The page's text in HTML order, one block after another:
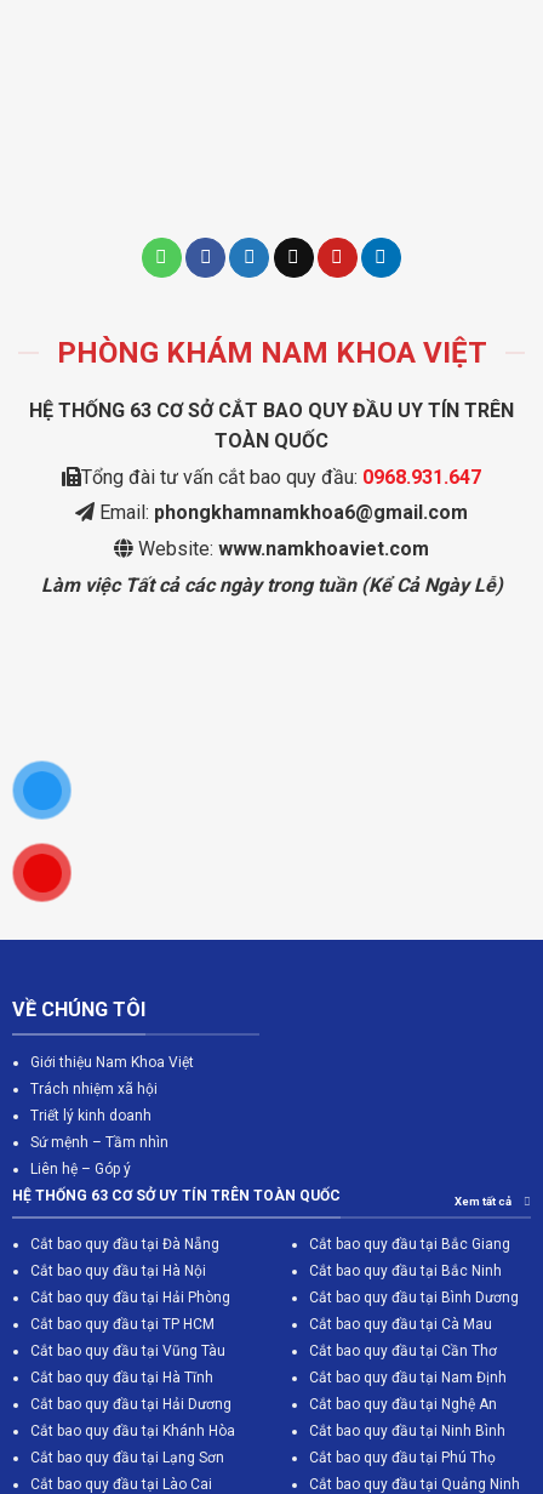
PHÒNG KHÁM NAM KHOA VIỆT
HỆ THỐNG 63 CƠ SỞ CẮT BAO QUY ĐẦU UY TÍN TRÊN
TOÀN QUỐC
Tổng đài tư vấn cắt bao quy đầu: 0968.931.647
Email: phongkhamnamkhoa6@gmail.com
Website: www.namkhoaviet.com
Làm việc Tất cả các ngày trong tuần (Kể Cả Ngày Lễ)
VỀ CHÚNG TÔI
Giới thiệu Nam Khoa Việt
Trách nhiệm xã hội
Triết lý kinh doanh
Sứ mệnh – Tầm nhìn
Liên hệ – Góp ý
HỆ THỐNG 63 CƠ SỞ UY TÍN TRÊN TOÀN QUỐC
Xem tất cả
Cắt bao quy đầu tại Đà Nẵng
Cắt bao quy đầu tại Hà Nội
Cắt bao quy đầu tại Hải Phòng
Cắt bao quy đầu tại TP HCM
Cắt bao quy đầu tại Vũng Tàu
Cắt bao quy đầu tại Bắc Giang
Cắt bao quy đầu tại Bắc Ninh
Cắt bao quy đầu tại Bình Dương
Cắt bao quy đầu tại Cà Mau
Cắt bao quy đầu tại Cần Thơ
Cắt bao quy đầu tại Hà Tĩnh
Cắt bao quy đầu tại Hải Dương
Cắt bao quy đầu tại Khánh Hòa
Cắt bao quy đầu tại Lạng Sơn
Cắt bao quy đầu tại Lào Cai
Cắt bao quy đầu tại Nam Định
Cắt bao quy đầu tại Nghệ An
Cắt bao quy đầu tại Ninh Bình
Cắt bao quy đầu tại Phú Thọ
Cắt bao quy đầu tại Quảng Ninh